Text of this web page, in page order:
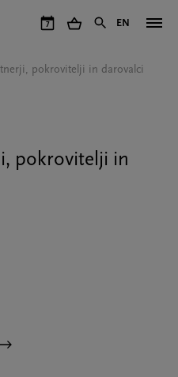
7 EN
pokrovitelji in darovalci
pokrovitelji in